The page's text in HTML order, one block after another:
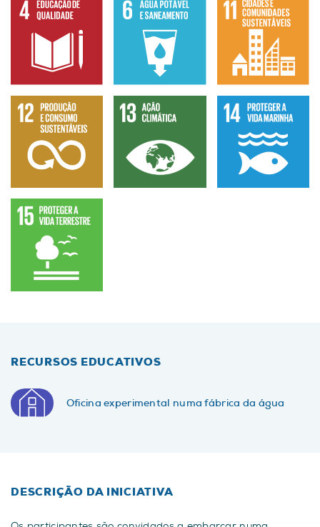
RECURSOS EDUCATIVOS
Oficina experimental numa fábrica da água
DESCRIÇÃO DA INICIATIVA